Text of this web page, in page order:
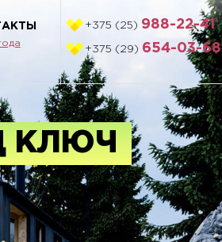
+375 (25) 988-22-41
+375 (29) 654-03-68
КЛЮЧ